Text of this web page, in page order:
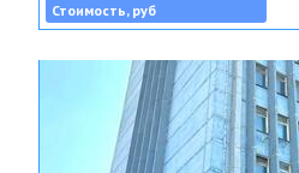
Стоимость, руб